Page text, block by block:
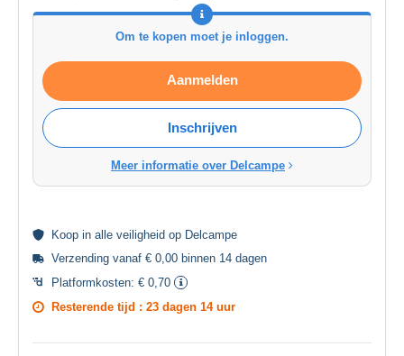
Om te kopen moet je inloggen.
Aanmelden
Inschrijven
Meer informatie over Delcampe
Koop in alle veiligheid op Delcampe
Verzending vanaf € 0,00 binnen 14 dagen
Platformkosten: € 0,70
Resterende tijd : 23 dagen 14 uur